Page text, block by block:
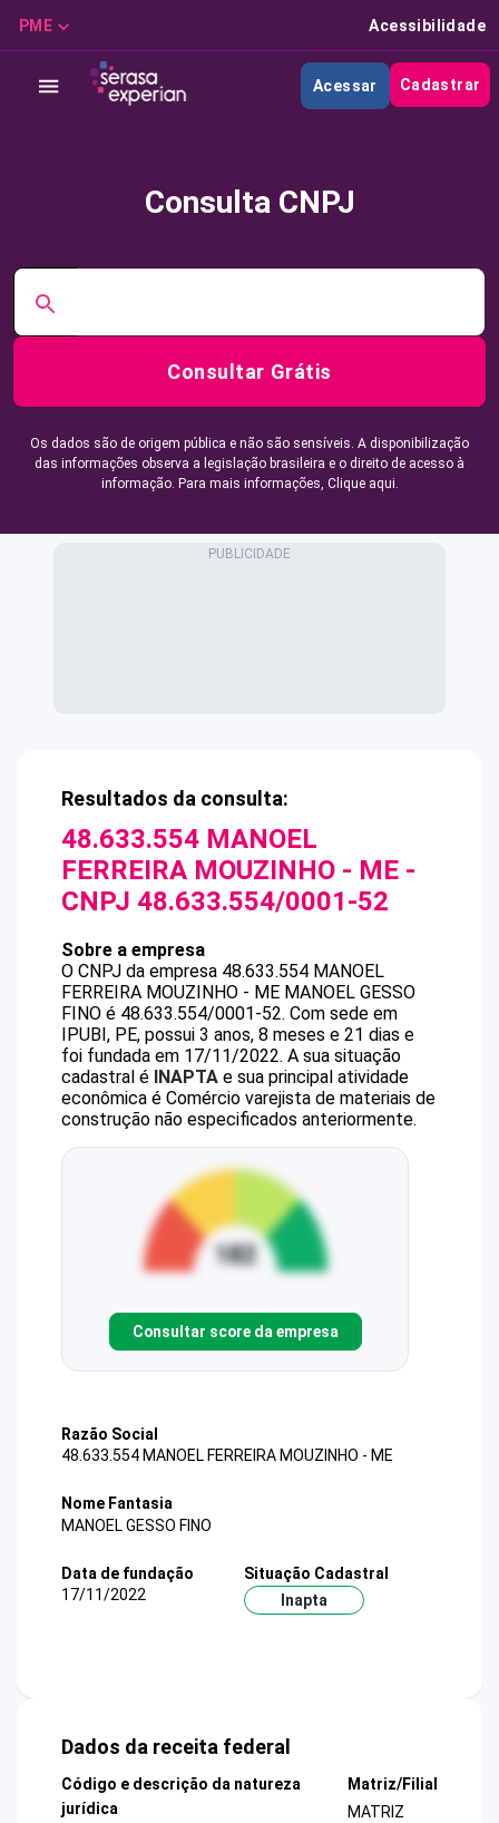
PME Acessibilidade
Acessar Cadastrar
Consulta CNPJ
Consultar Grátis
Os dados são de origem pública e não são sensíveis. A disponibilização
das informações observa a legislação brasileira e o direito de acesso à
informação. Para mais informações, Clique aqui.
Resultados da consulta:
48.633.554 MANOEL
FERREIRA MOUZINHO - ME -
CNPJ 48.633.554/0001-52
Sobre a empresa
O CNPJ da empresa 48.633.554 MANOEL
FERREIRA MOUZINHO - ME MANOEL GESSO
FINO é 48.633.554/0001-52. Com sede em
IPUBI, PE, possui 3 anos, 8 meses e 21 dias e
foi fundada em 17/11/2022. A sua situação
cadastral é INAPTA e sua principal atividade
econômica é Comércio varejista de materiais de
construção não especificados anteriormente.
Consultar score da empresa
Razão Social
48.633.554 MANOEL FERREIRA MOUZINHO - ME
Nome Fantasia
MANOEL GESSO FINO
Data de fundação
17/11/2022
Situação Cadastral
Inapta
Dados da receita federal
Código e descrição da natureza
jurídica
Matriz/Filial
MATRIZ